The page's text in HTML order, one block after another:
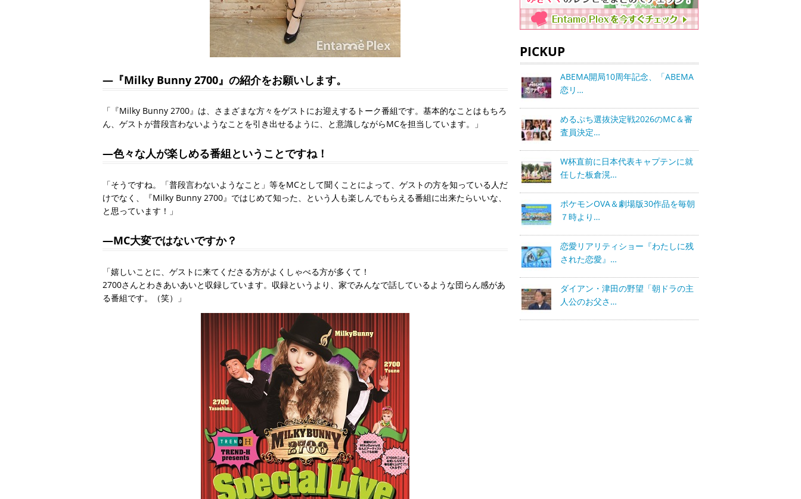
―『Milky Bunny 2700』の紹介をお願いします。
「『Milky Bunny 2700』は、さまざまな方々をゲストにお迎えするトーク番組です。基本的なことはもちろ
ん、ゲストが普段言わないようなことを引き出せるように、と意識しながらMCを担当しています。」
―色々な人が楽しめる番組ということですね！
「そうですね。「普段言わないようなこと」等をMCとして聞くことによって、ゲストの方を知っている人だ
けでなく、『Milky Bunny 2700』ではじめて知った、という人も楽しんでもらえる番組に出来たらいいな、
と思っています！」
―MC大変ではないですか？
「嬉しいことに、ゲストに来てくださる方がよくしゃべる方が多くて！
2700さんとわきあいあいと収録しています。収録というより、家でみんなで話しているような団らん感があ
る番組です。（笑）」
PICKUP
ABEMA開局10周年記念、「ABEMA
恋リ…
めるぷち選抜決定戦2026のMC＆審
査員決定…
W杯直前に日本代表キャプテンに就
任した板倉滉…
ポケモンOVA＆劇場版30作品を毎朝
７時より…
恋愛リアリティショー『わたしに残
された恋愛』…
ダイアン・津田の野望「朝ドラの主
人公のお父さ…